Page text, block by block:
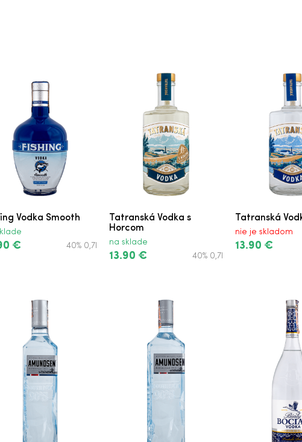
Vodka Smooth
€ 40% 0,7l
Tatranská Vodka s
Horcom
na sklade
13.90 € 40% 0,7l
Tatranská
nie je skladom
13.90 €